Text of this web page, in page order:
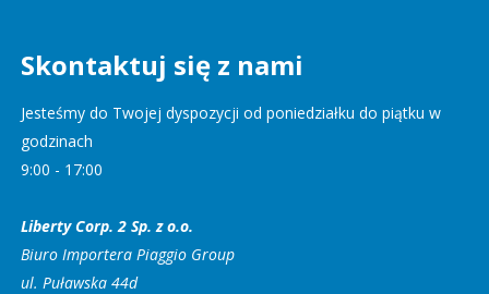
Skontaktuj się z nami
Jesteśmy do Twojej dyspozycji od poniedziałku do piątku w
godzinach
9:00 - 17:00
Liberty Corp. 2 Sp. z o.o.
Biuro Importera Piaggio Group
ul. Puławska 44d